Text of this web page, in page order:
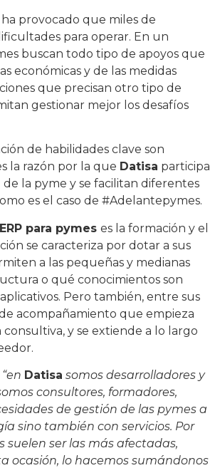
provocado que miles de
para operar. En un
buscan todo tipo de apoyos que
económicas y de las medidas
que precisan otro tipo de
gestionar mejor los desafíos
de habilidades clave son
la razón por la que Datisa participa
la pyme y se facilitan diferentes
es el caso de #Adelantepymes.
para pymes es la formación y el
se caracteriza por dotar a sus
a las pequeñas y medianas
o qué conocimientos son
Pero también, entre sus
acompañamiento que empieza
y se extiende a lo largo
“en Datisa somos desarrolladores y
consultores, formadores,
de gestión de las pymes a
sino también con servicios. Por
suelen ser las más afectadas,
ocasión, lo hacemos sumándonos